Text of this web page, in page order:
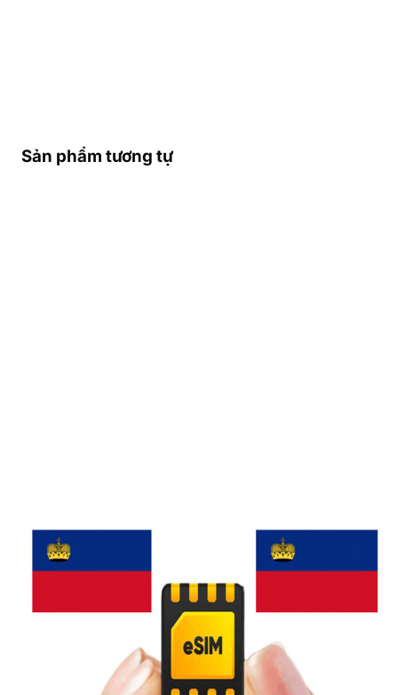
Sản phẩm tương tự